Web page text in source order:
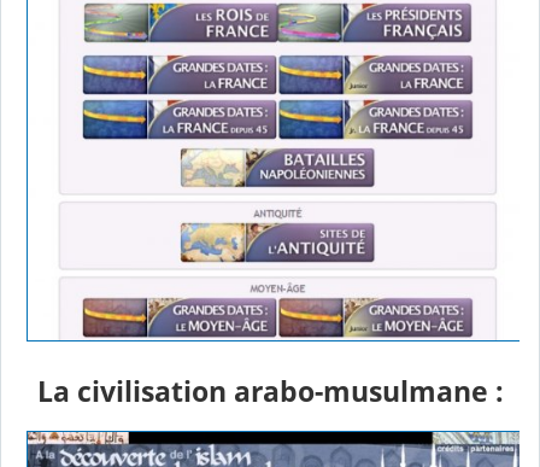
La civilisation arabo-musulmane :